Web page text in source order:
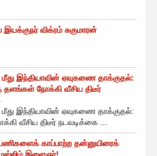
இயக்குநர் விக்ரம் சுகுமாரன்
இந்தியாவின் ஏவுகணை தாக்குதல்:
தளங்கள் நோக்கி வீசிய திடீர்
இந்தியாவின் ஏவுகணை தாக்குதல்:
வீசிய திடீர் நடவடிக்கை ...
காப்பாற்ற தன்னுயிரைக்
இளைஞர்!